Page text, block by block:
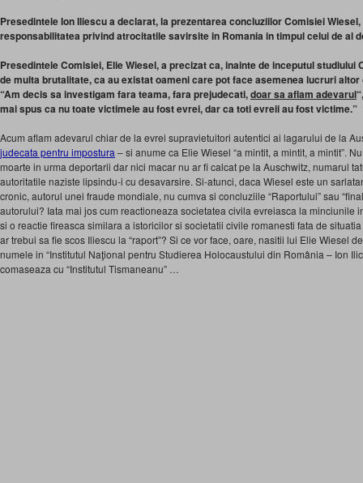
Presedintele Ion Iliescu a declarat, la prezentarea concluziilor Comisiei
responsabilitatea privind atrocitatile savirsite in Romania in timpul celui de al
Presedintele Comisiei, Elie Wiesel, a precizat ca, inainte de inceputul studiului
de multa brutalitate, ca au existat oameni care pot face asemenea lucruri altor
“Am decis sa investigam fara teama, fara prejudecati,doar sa aflam adevarul
mai spus ca nu toate victimele au fost evrei, dar ca toti evreii au fost victime.”
Acum aflam adevarul chiar de la evrei supravietuitori autentici ai lagarului de la
judecata pentru impostura – si anume ca Elie Wiesel “a mintit, a mintit, a mintit”.
moarte in urma deportarii dar nici macar nu ar fi calcat pe la Auschwitz, numarul
autoritatile naziste lipsindu-i cu desavarsire. Si-atunci, daca Wiesel este un
cronic, autorul unei fraude mondiale, nu cumva si concluziile “Raportului” sau
autorului? Iata mai jos cum reactioneaza societatea civila evreiasca la minciunile
si o reactie fireasca similara a istoricilor si societatii civile romanesti fata de
ar trebui sa fie scos Iliescu la “raport”? Si ce vor face, oare, nasitii lui Elie Wiesel
numele in “Institutul Naţional pentru Studierea Holocaustului din România – Ion
comaseaza cu “Institutul Tismaneanu” …